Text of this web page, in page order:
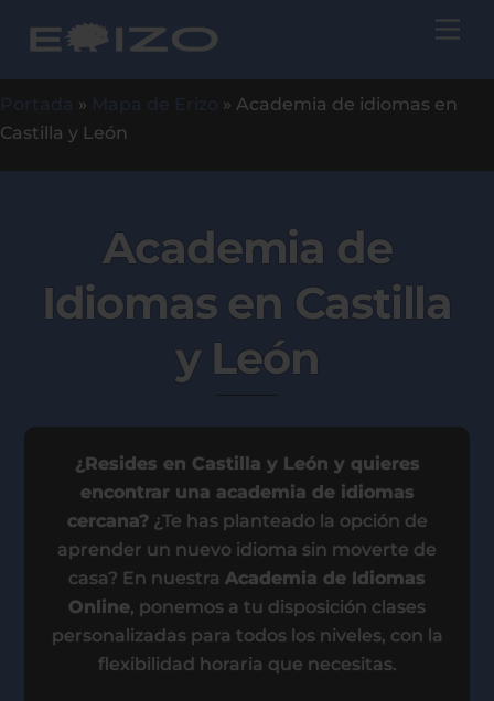
Portada » Mapa de Erizo » Academia de idiomas en
Castilla y León
Academia de
Idiomas en Castilla
y León
¿Resides en Castilla y León y quieres
encontrar una academia de idiomas
cercana?¿Te has planteado la opción de
aprender un nuevo idioma sin moverte de
casa? En nuestra Academia de Idiomas
Online, ponemos a tu disposición clases
personalizadas para todos los niveles, con la
flexibilidad horaria que necesitas.